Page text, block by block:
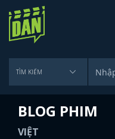
BLOG PHIM
VIỆT